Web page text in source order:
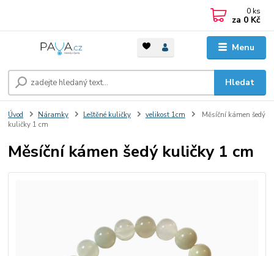
Menu
Hledat
0 ks
za 0 Kč
Úvod Náramky Leštěné kuličky velikost 1cm
Měsíční kámen šedý
kuličky 1 cm
Měsíční kámen šedý kuličky 1 cm